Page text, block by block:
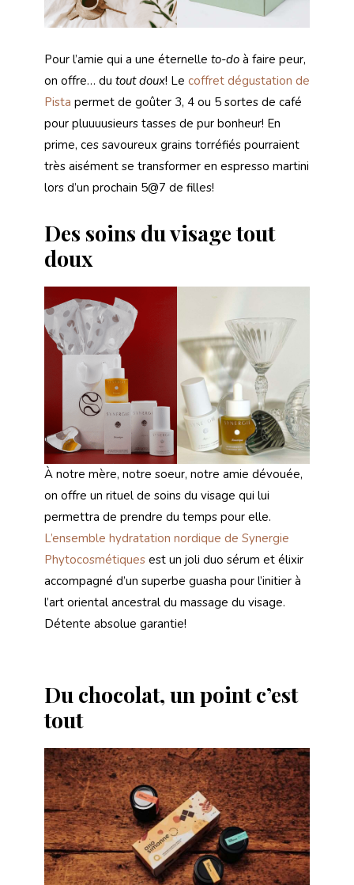
Pour l’amie qui a une éternelle to-do à faire peur,
on offre… du tout doux! Le coffret dégustation de
Pista permet de goûter 3, 4 ou 5 sortes de café
pour pluuuusieurs tasses de pur bonheur! En
prime, ces savoureux grains torréfiés pourraient
très aisément se transformer en espresso martini
lors d’un prochain 5@7 de filles!
Des soins du visage tout
doux
À notre mère, notre soeur, notre amie dévouée,
on offre un rituel de soins du visage qui lui
permettra de prendre du temps pour elle.
L’ensemble hydratation nordique de Synergie
Phytocosmétiques est un joli duo sérum et élixir
accompagné d’un superbe guasha pour l’initier à
l’art oriental ancestral du massage du visage.
Détente absolue garantie!
Du chocolat, un point c’est
tout